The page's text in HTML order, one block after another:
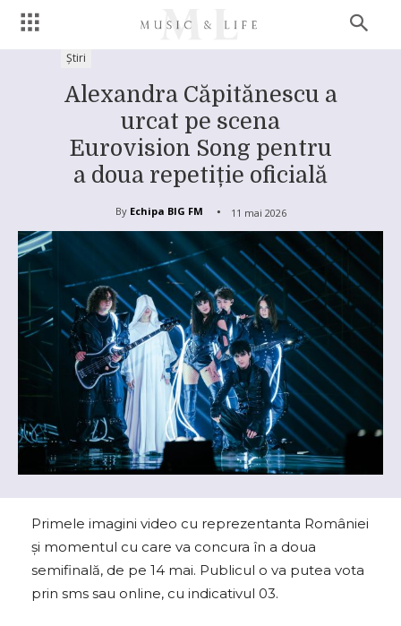
Știri
Alexandra Căpitănescu a
urcat pe scena
Eurovision Song pentru
a doua repetiție oficială
By Echipa BIG FM 11 mai 2026
Primele imagini video cu reprezentanta României
și momentul cu care va concura în a doua
semifinală, de pe 14 mai. Publicul o va putea vota
prin sms sau online, cu indicativul 03.